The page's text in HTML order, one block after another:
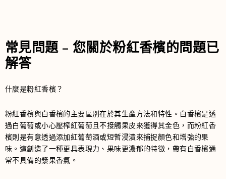
常見問題 – 您關於粉紅香檳的問題已
解答
什麼是粉紅香檳？
粉紅香檳與白香檳的主要區別在於其生產方法和特性。白香檳是透
過白葡萄或小心壓榨紅葡萄且不接觸果皮來獲得其金色，而粉紅香
檳則是有意透過添加紅葡萄酒或短暫浸漬來捕捉顏色和增強的果
味。這創造了一種更具表現力、果味更濃郁的特徵，帶有白香檳通
常不具備的漿果香氣。